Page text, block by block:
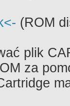
(ROM
plik
za